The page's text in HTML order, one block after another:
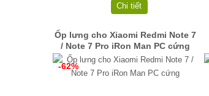
Chi tiết
Ốp lưng cho Xiaomi Redmi Note 7
/ Note 7 Pro iRon Man PC cứng
-62%